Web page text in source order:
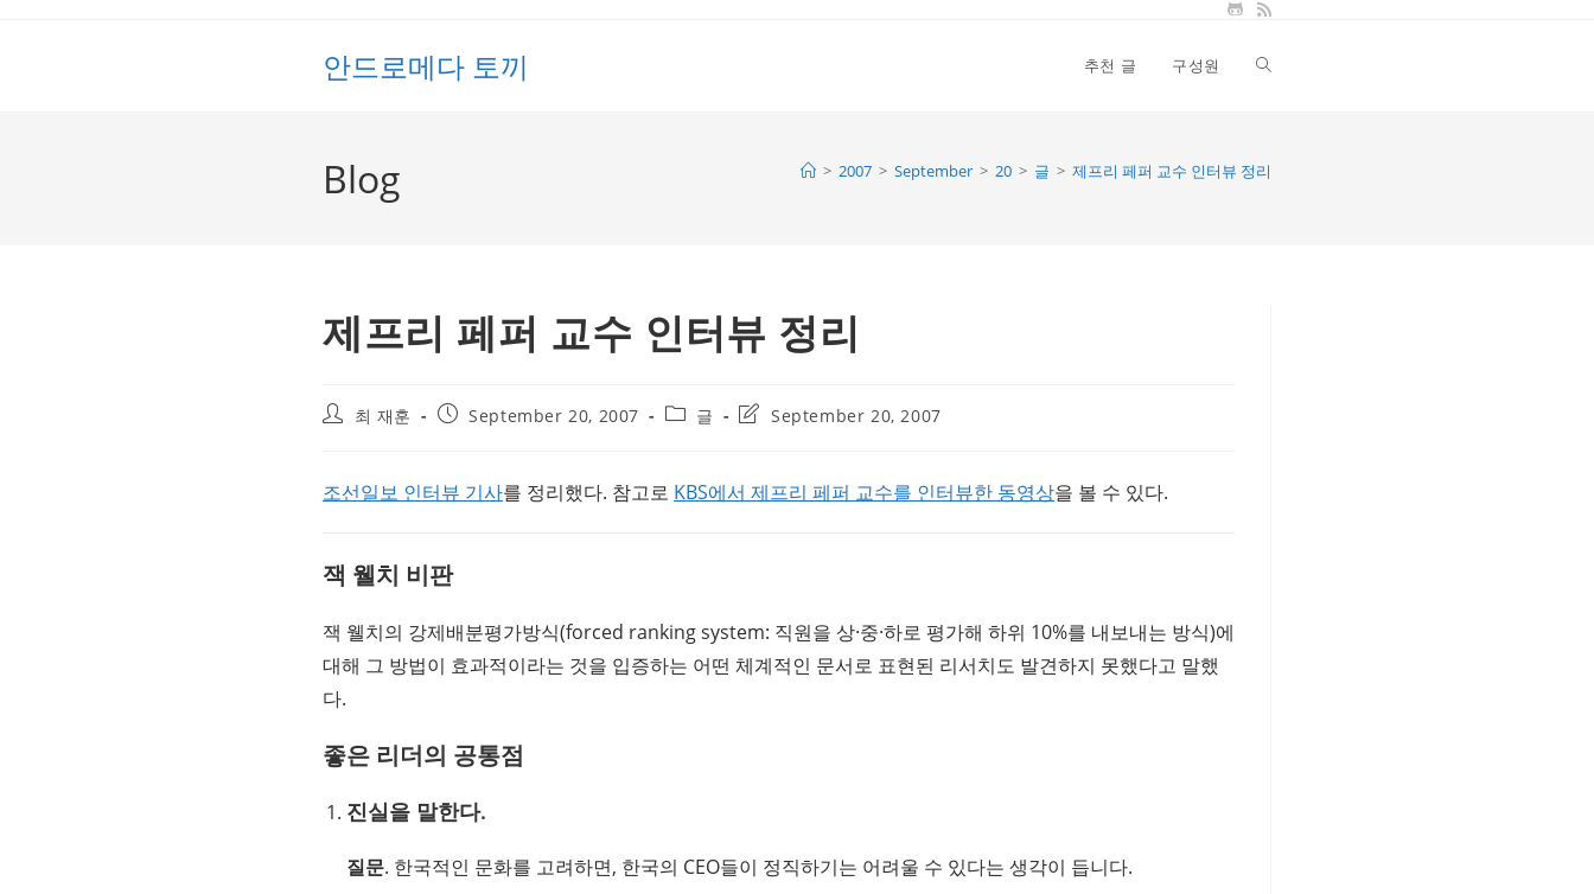
안드로메다 토끼 추천 글 구성원 Toggle
Blog > 2007 > September > 20 > 글 > 제프리 페퍼 교수 인터뷰 정리
제프리 페퍼 교수 인터뷰 정리
Post최 재훈
PostSeptember 20, 2007
Post글
PostSeptember 20, 2007
조선일보 인터뷰 기사를 정리했다. 참고로 KBS에서 제프리 페퍼 교수를 인터뷰한 동영상을 볼 수 있다.
잭 웰치 비판
잭 웰치의 강제배분평가방식(forced ranking system: 직원을 상·중·하로 평가해 하위 10%를 내보내는 방식)에
대해 그 방법이 효과적이라는 것을 입증하는 어떤 체계적인 문서로 표현된 리서치도 발견하지 못했다고 말했
다.
좋은 리더의 공통점
진실을 말한다.
질문. 한국적인 문화를 고려하면, 한국의 CEO들이 정직하기는 어려울 수 있다는 생각이 듭니다.